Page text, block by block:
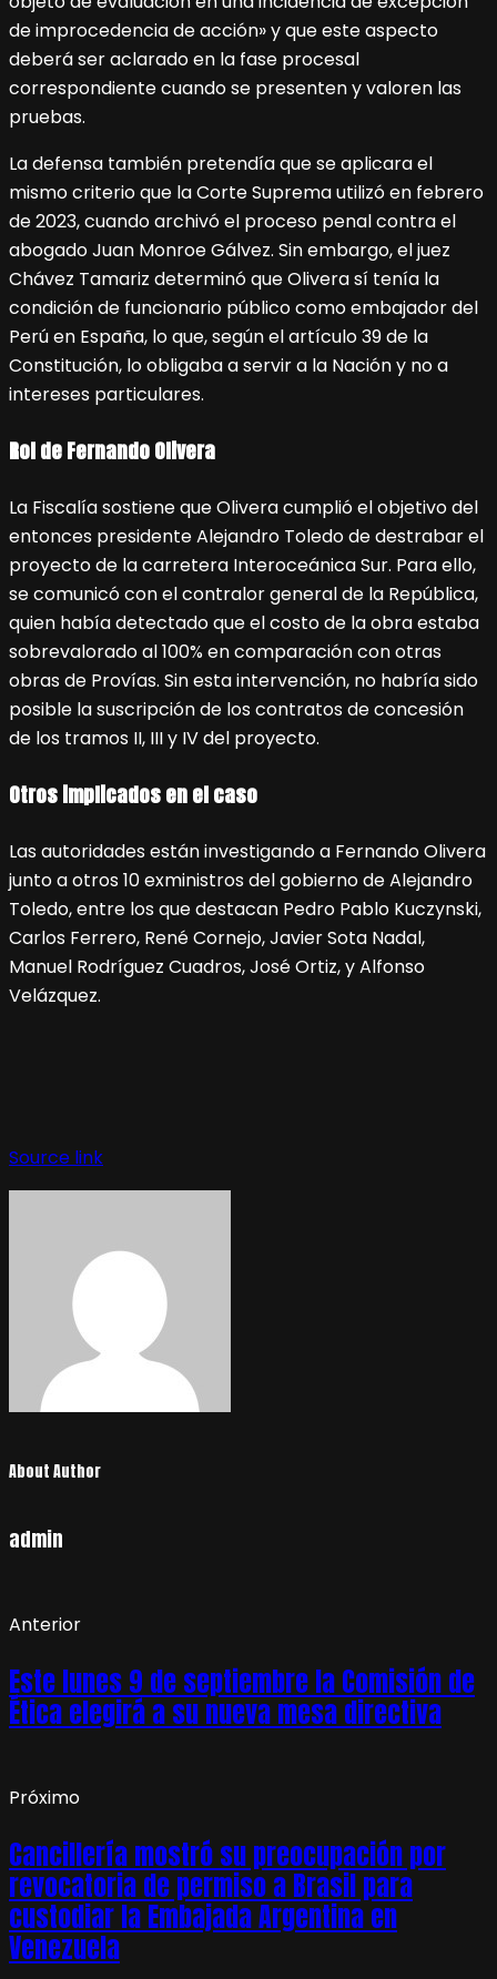
de improcedencia de acción» y que este aspecto
deberá ser aclarado en la fase procesal
correspondiente cuando se presenten y valoren las
pruebas.
La defensa también pretendía que se aplicara el
mismo criterio que la Corte Suprema utilizó en febrero
de 2023, cuando archivó el proceso penal contra el
abogado Juan Monroe Gálvez. Sin embargo, el juez
Chávez Tamariz determinó que Olivera sí tenía la
condición de funcionario público como embajador del
Perú en España, lo que, según el artículo 39 de la
Constitución, lo obligaba a servir a la Nación y no a
intereses particulares.
Rol de Fernando Olivera
La Fiscalía sostiene que Olivera cumplió el objetivo del
entonces presidente Alejandro Toledo de destrabar el
proyecto de la carretera Interoceánica Sur. Para ello,
se comunicó con el contralor general de la República,
quien había detectado que el costo de la obra estaba
sobrevalorado al 100% en comparación con otras
obras de Provías. Sin esta intervención, no habría sido
posible la suscripción de los contratos de concesión
de los tramos II, III y IV del proyecto.
Otros implicados en el caso
Las autoridades están investigando a Fernando Olivera
junto a otros 10 exministros del gobierno de Alejandro
Toledo, entre los que destacan Pedro Pablo Kuczynski,
Carlos Ferrero, René Cornejo, Javier Sota Nadal,
Manuel Rodríguez Cuadros, José Ortiz, y Alfonso
Velázquez.
Source link
About Author
admin
Anterior
Este lunes 9 de septiembre la Comisión de
Ética elegirá a su nueva mesa directiva
Próximo
Cancillería mostró su preocupación por
revocatoria de permiso a Brasil para
custodiar la Embajada Argentina en
Venezuela